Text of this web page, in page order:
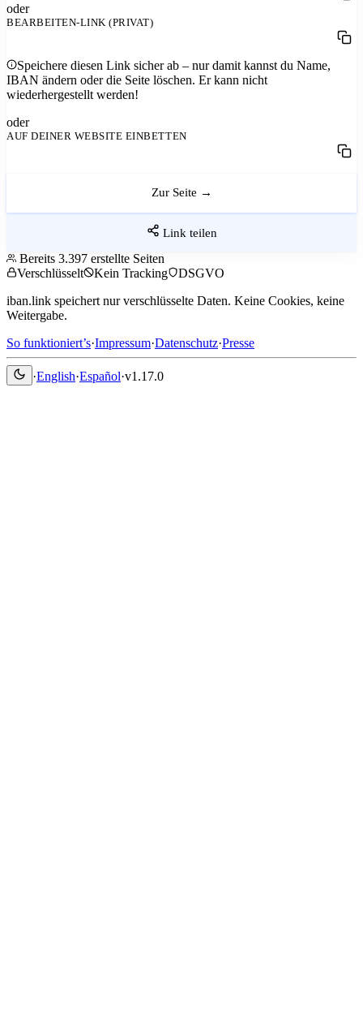
oder
BEARBEITEN-LINK(PRIVAT)
Speichere diesen Link sicher ab – nur damit kannst du Name,
IBAN ändern oder die Seite löschen. Er kann nicht
wiederhergestellt werden!
oder
AUF DEINER WEBSITE EINBETTEN
Zur Seite →
Link teilen
Bereits 3.397 erstellte Seiten
Verschlüsselt
Kein Tracking
DSGVO
iban.link speichert nur verschlüsselte Daten. Keine Cookies, keine
Weitergabe.
So funktioniert’s·Impressum·Datenschutz·Presse
·English·Español·v1.17.0